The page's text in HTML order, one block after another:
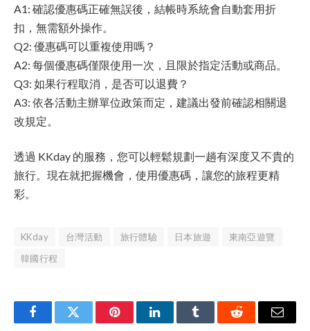
A1: 確認優惠碼正確無誤後，結帳時系統會自動套用折
扣，無需額外操作。
Q2: 優惠碼可以重複使用嗎？
A2: 每個優惠碼僅限使用一次，且限於指定活動或商品。
Q3: 如果行程取消，是否可以退費？
A3: 依各活動主辦單位政策而定，建議出發前確認相關退
改規定。
透過 KKday 的服務，您可以輕鬆規劃一趟有深度又不貴的
旅行。現在就把握機會，使用優惠碼，讓您的旅程更精
彩。
KKday 台灣活動 旅行體驗 日本旅遊
東南亞遊覽
韓國行程
FacebookTwitter PinterestLinkedInTumblr Reddit Email